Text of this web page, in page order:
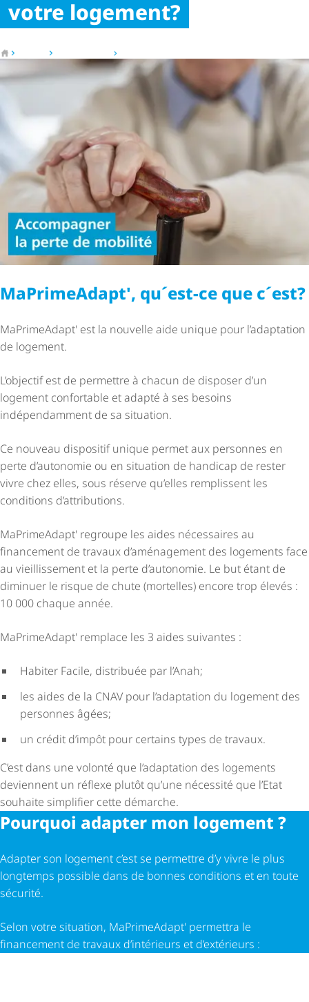
votre logement?
Vers la page d'accueil
MaPrimeAdapt', qu´est-ce que c´est?
MaPrimeAdapt' est la nouvelle aide unique pour l’adaptation
de logement.
L’objectif est de permettre à chacun de disposer d’un
logement confortable et adapté à ses besoins
indépendamment de sa situation.
Ce nouveau dispositif unique permet aux personnes en
perte d’autonomie ou en situation de handicap de rester
vivre chez elles, sous réserve qu’elles remplissent les
conditions d’attributions.
MaPrimeAdapt' regroupe les aides nécessaires au
financement de travaux d’aménagement des logements face
au vieillissement et la perte d’autonomie. Le but étant de
diminuer le risque de chute (mortelles) encore trop élevés :
10 000 chaque année.
MaPrimeAdapt' remplace les 3 aides suivantes :
Habiter Facile, distribuée par l’Anah;
les aides de la CNAV pour l’adaptation du logement des
personnes âgées;
un crédit d’impôt pour certains types de travaux.
C’est dans une volonté que l’adaptation des logements
deviennent un réflexe plutôt qu’une nécessité que l’Etat
souhaite simplifier cette démarche.
Pourquoi adapter mon logement ?
Adapter son logement c’est se permettre d’y vivre le plus
longtemps possible dans de bonnes conditions et en toute
sécurité.
Selon votre situation, MaPrimeAdapt' permettra le
financement de travaux d’intérieurs et d’extérieurs :